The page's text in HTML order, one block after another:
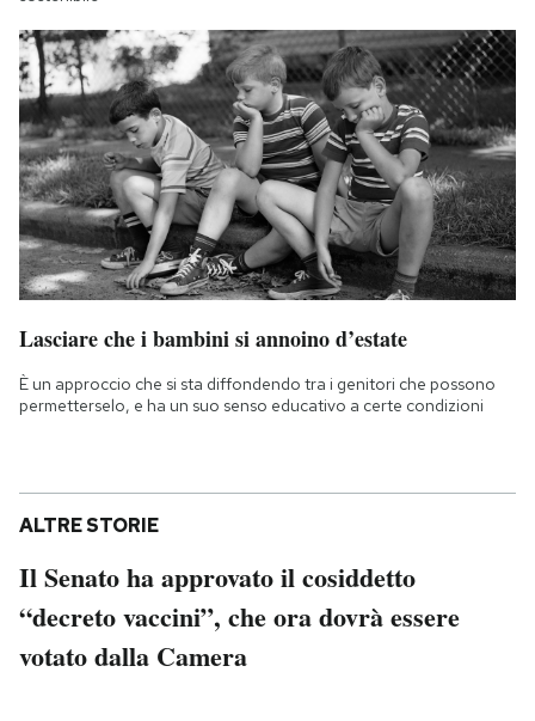
Lasciare che i bambini si annoino d’estate
È un approccio che si sta diffondendo tra i genitori che possono
permetterselo, e ha un suo senso educativo a certe condizioni
ALTRE STORIE
Il Senato ha approvato il cosiddetto
“decreto vaccini”, che ora dovrà essere
votato dalla Camera